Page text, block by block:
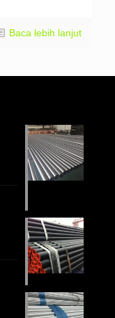
Baca lebih lanjut